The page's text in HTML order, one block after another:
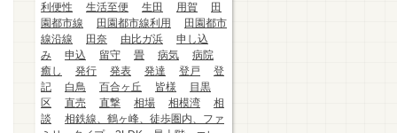
利便性
生活至便 生田 用賀
田
園都市線
田園都市線利用
田園都市
線沿線
田奈 由比ガ浜
申し込
み
申込 留守 畳 病気
病院
癒し
発行 発表 発達 登戸
登
記
白鳥 百合ヶ丘 皆様
目黒
区
直売 直撃 相場 相模湾
相
談
相鉄線、鶴ヶ峰、徒歩圏内、ファ